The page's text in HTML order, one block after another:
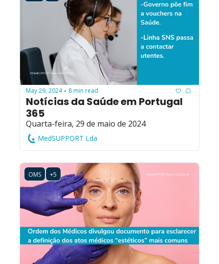
May 29, 2024 • 8 min read
Notícias da Saúde em Portugal
365
Quarta-feira, 29 de maio de 2024
MedSUPPORT Lda
OMS +5